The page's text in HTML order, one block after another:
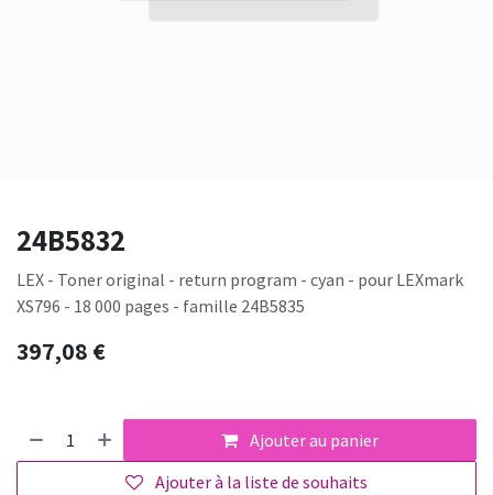
24B5832
LEX - Toner original - return program - cyan - pour LEXmark
XS796 - 18 000 pages - famille 24B5835
397,08€
Ajouter au panier
Ajouter à la liste de souhaits